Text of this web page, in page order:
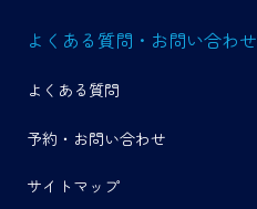
よくある質問・お問い合わせ
よくある質問
予約・お問い合わせ
サイトマップ